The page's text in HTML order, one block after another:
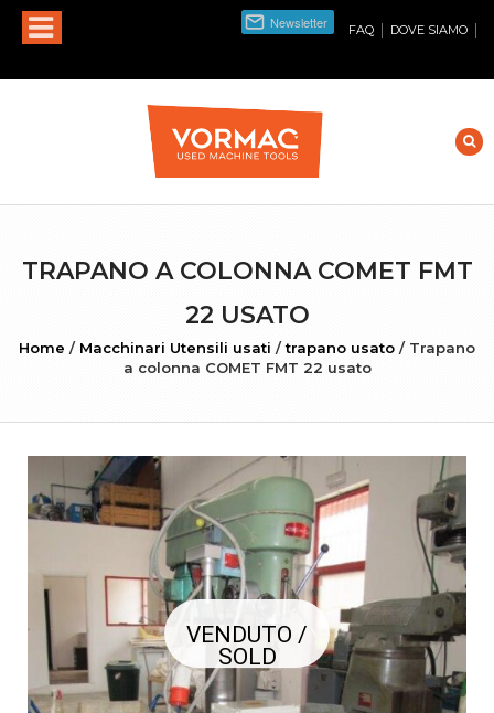
FAQ | DOVE SIAMO |
TRAPANO A COLONNA COMET FMT
22 USATO
Home / Macchinari Utensili usati / trapano usato /Trapano
a colonna COMET FMT 22 usato
VENDUTO /
SOLD